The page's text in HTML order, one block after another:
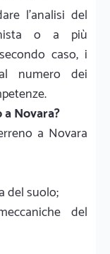
l’analisi del
o a più
caso, i
numero dei
Novara?
a Novara
del suolo;
del